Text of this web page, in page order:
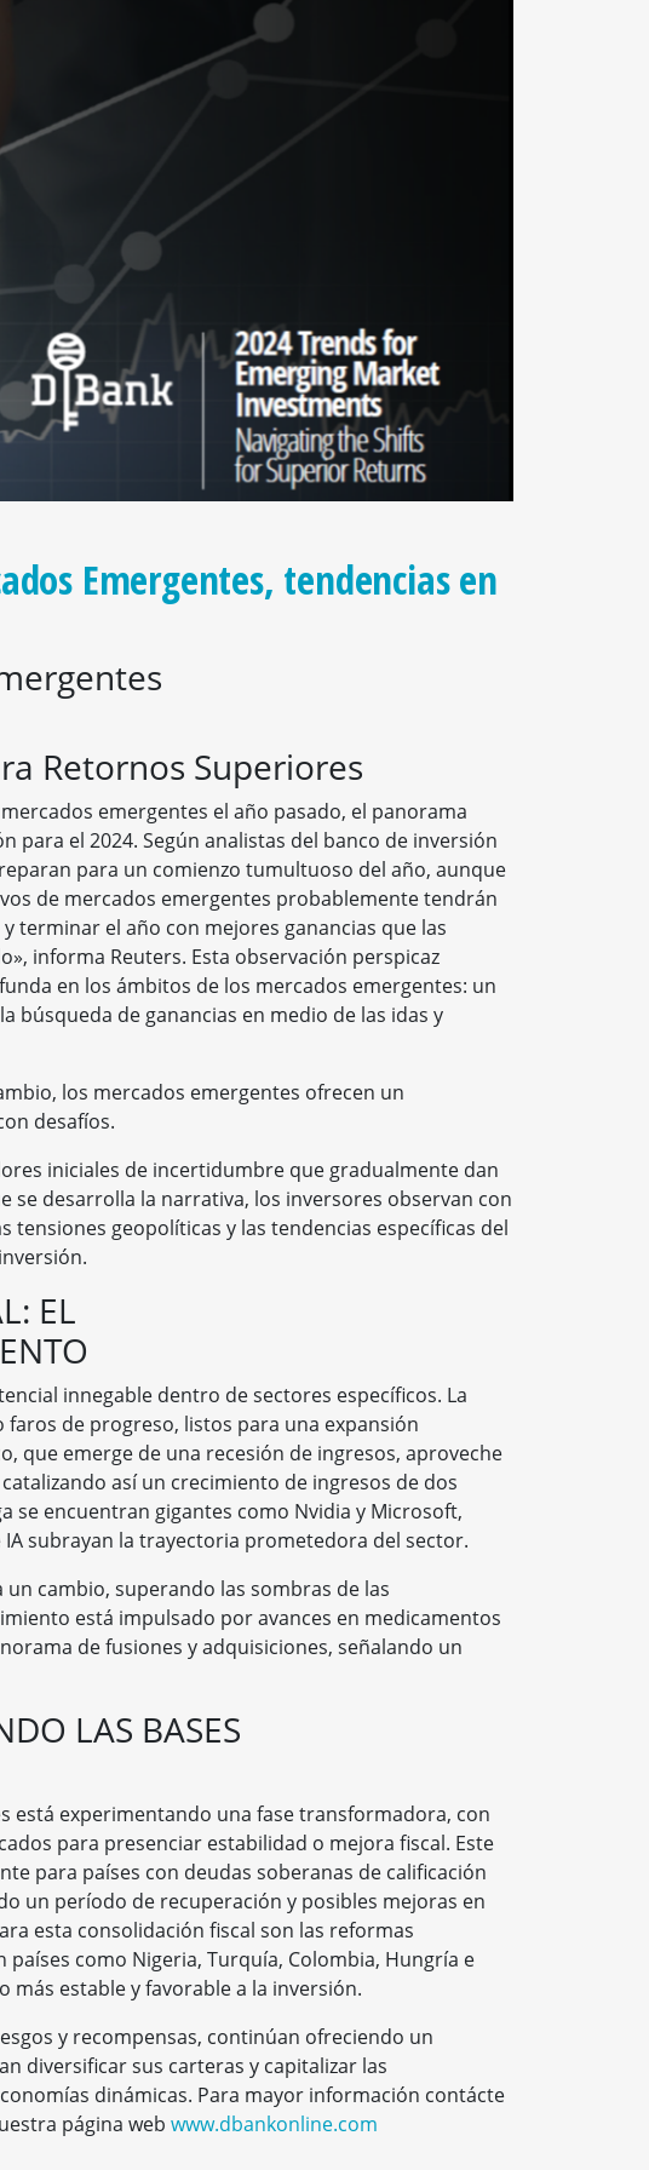
Emergentes, tendencias en
Retornos Superiores
emergentes el año pasado, el panorama
para el 2024. Según analistas del banco de inversión
para un comienzo tumultuoso del año, aunque
de mercados emergentes probablemente tendrán
terminar el año con mejores ganancias que las
informa Reuters. Esta observación perspicaz
en los ámbitos de los mercados emergentes: un
búsqueda de ganancias en medio de las idas y
los mercados emergentes ofrecen un
desafíos.
iniciales de incertidumbre que gradualmente dan
se desarrolla la narrativa, los inversores observan con
tensiones geopolíticas y las tendencias específicas del
EL
innegable dentro de sectores específicos. La
de progreso, listos para una expansión
que emerge de una recesión de ingresos, aproveche
así un crecimiento de ingresos de dos
se encuentran gigantes como Nvidia y Microsoft,
subrayan la trayectoria prometedora del sector.
cambio, superando las sombras de las
está impulsado por avances en medicamentos
de fusiones y adquisiciones, señalando un
LAS BASES
está experimentando una fase transformadora, con
para presenciar estabilidad o mejora fiscal. Este
para países con deudas soberanas de calificación
un período de recuperación y posibles mejoras en
esta consolidación fiscal son las reformas
como Nigeria, Turquía, Colombia, Hungría e
estable y favorable a la inversión.
y recompensas, continúan ofreciendo un
diversificar sus carteras y capitalizar las
dinámicas. Para mayor información contácte
página web www.dbankonline.com